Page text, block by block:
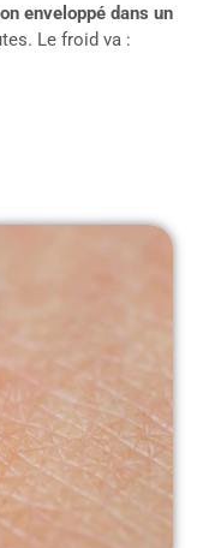
enveloppé dans un
Le froid va :